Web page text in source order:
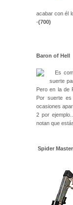
acabar con él
-(700)
Baron of Hell
Es
suerte
Pero en la de
Por suerte
ocasiones
2 por
notan que
Spider